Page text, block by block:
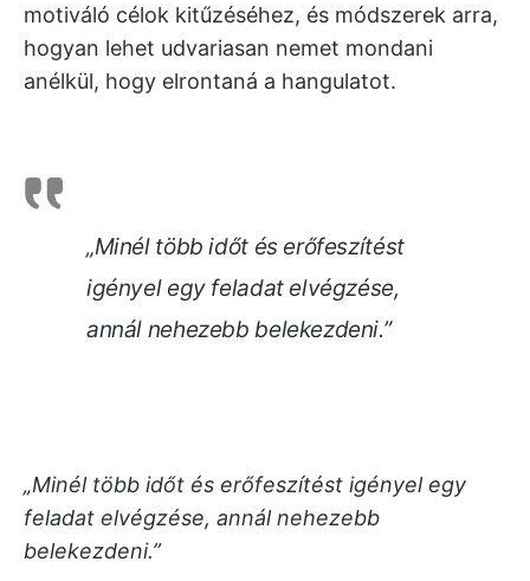
motiváló célok kitűzéséhez, és módszerek arra,
hogyan lehet udvariasan nemet mondani
anélkül, hogy elrontaná a hangulatot.
„Minél több időt és erőfeszítést
igényel egy feladat elvégzése,
annál nehezebb belekezdeni.”
„Minél több időt és erőfeszítést igényel egy
feladat elvégzése, annál nehezebb
belekezdeni.”